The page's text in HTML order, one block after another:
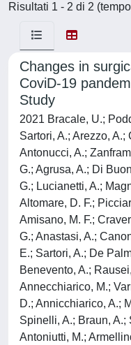
Risultati 1 - 2 di 2
Changes in
CoviD-19
Study
2021 Bracale, U.;
Sartori, A.; Arezzo, A.;
Antonucci, A.;
G.; Agrusa, A.; Di
G.; Lucianetti, A.;
Altomare, D. F.;
Amisano, M. F.;
G.; Anastasi, A.;
E.; Sartori, A.; De
Benevento, A.;
Annecchiarico, M.;
D.; Annicchiarico, A.;
Spinelli, A.; Braun, A.;
Antoniutti, M.;